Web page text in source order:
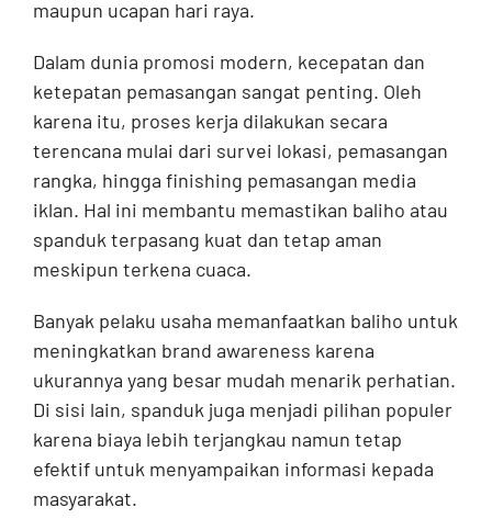
maupun ucapan hari raya.
Dalam dunia promosi modern, kecepatan dan
ketepatan pemasangan sangat penting. Oleh
karena itu, proses kerja dilakukan secara
terencana mulai dari survei lokasi, pemasangan
rangka, hingga finishing pemasangan media
iklan. Hal ini membantu memastikan baliho atau
spanduk terpasang kuat dan tetap aman
meskipun terkena cuaca.
Banyak pelaku usaha memanfaatkan baliho untuk
meningkatkan brand awareness karena
ukurannya yang besar mudah menarik perhatian.
Di sisi lain, spanduk juga menjadi pilihan populer
karena biaya lebih terjangkau namun tetap
efektif untuk menyampaikan informasi kepada
masyarakat.